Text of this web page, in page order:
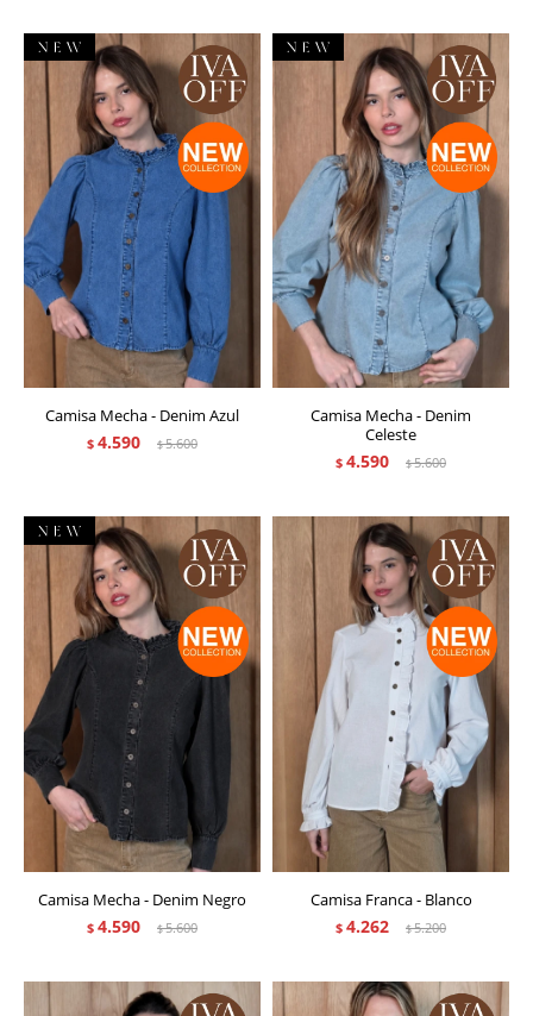
Camisa Mecha - Denim Azul
$ 4.590 $5.600
Camisa Mecha - Denim
Celeste
$ 4.590 $5.600
Camisa Mecha - Denim Negro
$ 4.590 $5.600
Camisa Franca - Blanco
$ 4.262 $5.200